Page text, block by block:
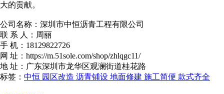
大的贡献。
公司名称：深圳市中恒沥青工程有限公司
联 系 人：周丽
手 机：18129822726
网 址：https://m.51sole.com/shop/zhlqgc11/
地 址：广东深圳市龙华区观澜街道桂花路
标签： 中恒 园区改造 沥青铺设 地面修建 施工简便 款式齐全